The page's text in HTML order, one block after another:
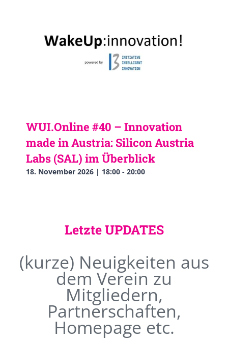
WUI.Online #40 – Innovation
made in Austria: Silicon Austria
Labs (SAL) im Überblick
18. November 2026 | 18:00 - 20:00
Letzte UPDATES
(kurze) Neuigkeiten aus
dem Verein zu
Mitgliedern,
Partnerschaften,
Homepage etc.